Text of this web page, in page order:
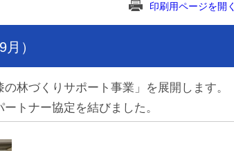
印刷用ページを開く
）
林づくりサポート事業」を展開します。
トナー協定を結びました。